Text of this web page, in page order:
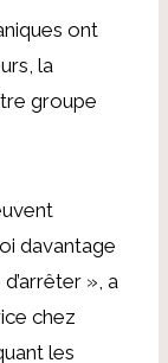
ont
la
groupe
davantage
», a
chez
les